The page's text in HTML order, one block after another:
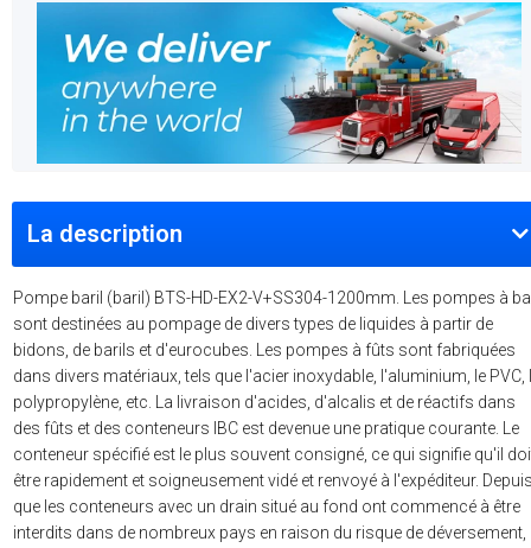
La description
Pompe baril (baril) BTS-HD-EX2-V+SS304-1200mm. Les pompes à
sont destinées au pompage de divers types de liquides à partir de
bidons, de barils et d'eurocubes. Les pompes à fûts sont fabriquées
dans divers matériaux, tels que l'acier inoxydable, l'aluminium, le PVC,
polypropylène, etc. La livraison d'acides, d'alcalis et de réactifs dans
des fûts et des conteneurs IBC est devenue une pratique courante. Le
conteneur spécifié est le plus souvent consigné, ce qui signifie qu'il
être rapidement et soigneusement vidé et renvoyé à l'expéditeur.
que les conteneurs avec un drain situé au fond ont commencé à être
interdits dans de nombreux pays en raison du risque de déversement,